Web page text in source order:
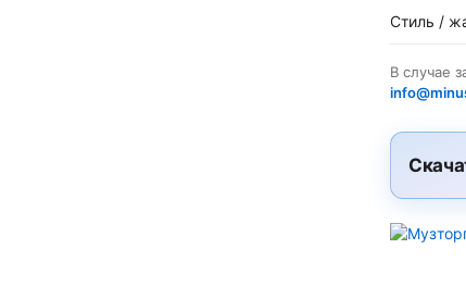
Стиль /
В случае